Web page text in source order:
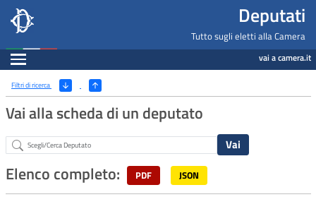
Deputati, Camera dei Deputati -
Salta al contenuto principale
Salta al menu di navigazione Deputati
Tutto sugli eletti alla Camera
Espandi vai a camera.it
Ricerca
Filtri di ricerca (Apri/Chiudi filtri)
Vai alla scheda di un deputato
Abstract
Elenco completo: PDF JSON
Navigazione pagine di servizio
Fine pagina
Salta al contenuto principale
Salta al menu di navigazione
Vai a inizio pagina